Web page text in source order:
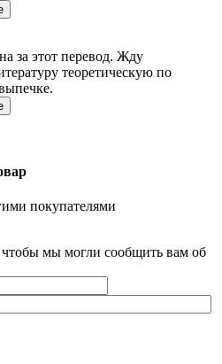
за этот перевод. Жду
теоретическую по
покупателями
мы могли сообщить вам об